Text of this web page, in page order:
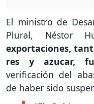
El ministro de
Plural, Néstor
exportaciones,
res y azucar,
verificación del
de haber sido